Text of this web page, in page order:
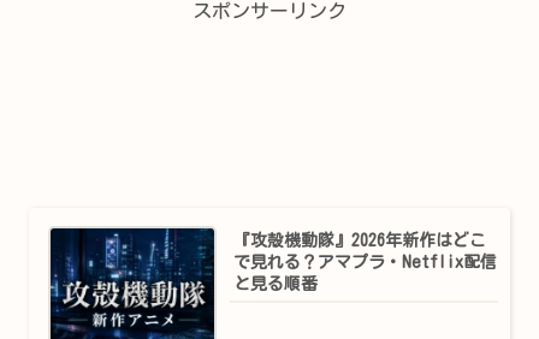
スポンサーリンク
『攻殻機動隊』2026年新作はどこ
で見れる？アマプラ・Netflix配信
と見る順番